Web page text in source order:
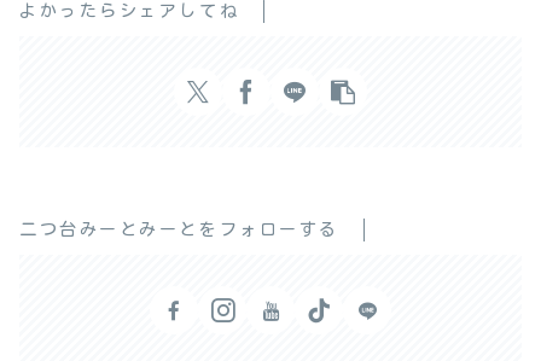
よかったらシェアしてね
二つ台みーとみーとをフォローする